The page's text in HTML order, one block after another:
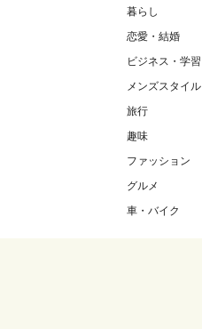
暮らし
恋愛・結婚
ビジネス・学習
メンズスタイル
旅行
趣味
ファッション
グルメ
車・バイク